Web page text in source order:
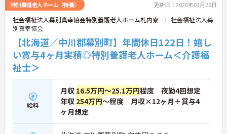
特別養護老人ホーム（特養） 更新日：2026年03月26日
社会福祉法人幕別真幸協会特別養護老人ホーム札内寮
社会福祉法人幕
別真幸協会
【北海道／中川郡幕別町】年間休日122日！嬉し
い賞与4ヶ月実積◎特別養護老人ホーム＜介護福
祉士＞
給料
月収 16.5万円～25.1万円程度 夜勤4回想定
年収 254万円～程度 月収×12ヶ月＋賞与4
ヶ月想定